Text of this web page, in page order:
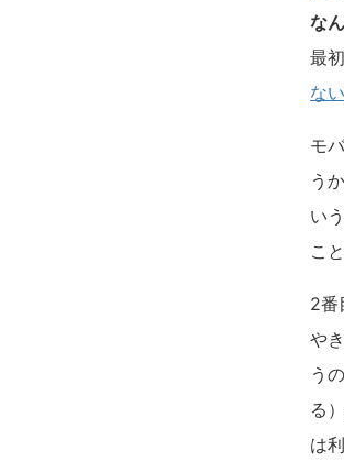
な
最
な
モ
う
いう
こ
2番
や
う
る
は